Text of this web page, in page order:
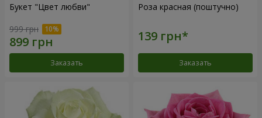
Букет "Цвет любви"
999 грн
Заказать
Роза красная (поштучно)
Заказать